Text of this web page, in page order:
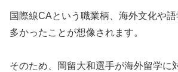
国際線CAという職業柄、海外文化や
多かったことが想像されます。
そのため、岡留大和選手が海外留学に